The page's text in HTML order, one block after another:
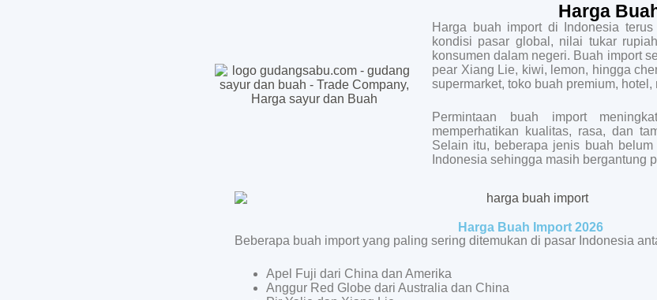
Harga
Harga buah import di Indonesia
kondisi pasar global, nilai tukar
konsumen dalam negeri. Buah import
pear Xiang Lie, kiwi, lemon, hingga
supermarket, toko buah premium,
Permintaan buah import
memperhatikan kualitas, rasa, dan
Selain itu, beberapa jenis buah
Indonesia sehingga masih bergantung
Harga Buah Import 2026
Beberapa buah import yang paling sering ditemukan di pasar Indonesia
Apel Fuji dari China dan Amerika
Anggur Red Globe dari Australia dan China